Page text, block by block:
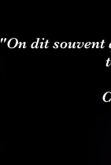
"On dit